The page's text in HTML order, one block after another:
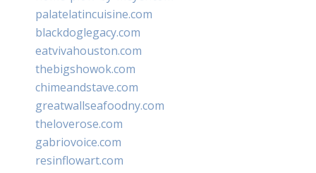
palatelatincuisine.com
blackdoglegacy.com
eatvivahouston.com
thebigshowok.com
chimeandstave.com
greatwallseafoodny.com
theloverose.com
gabriovoice.com
resinflowart.com